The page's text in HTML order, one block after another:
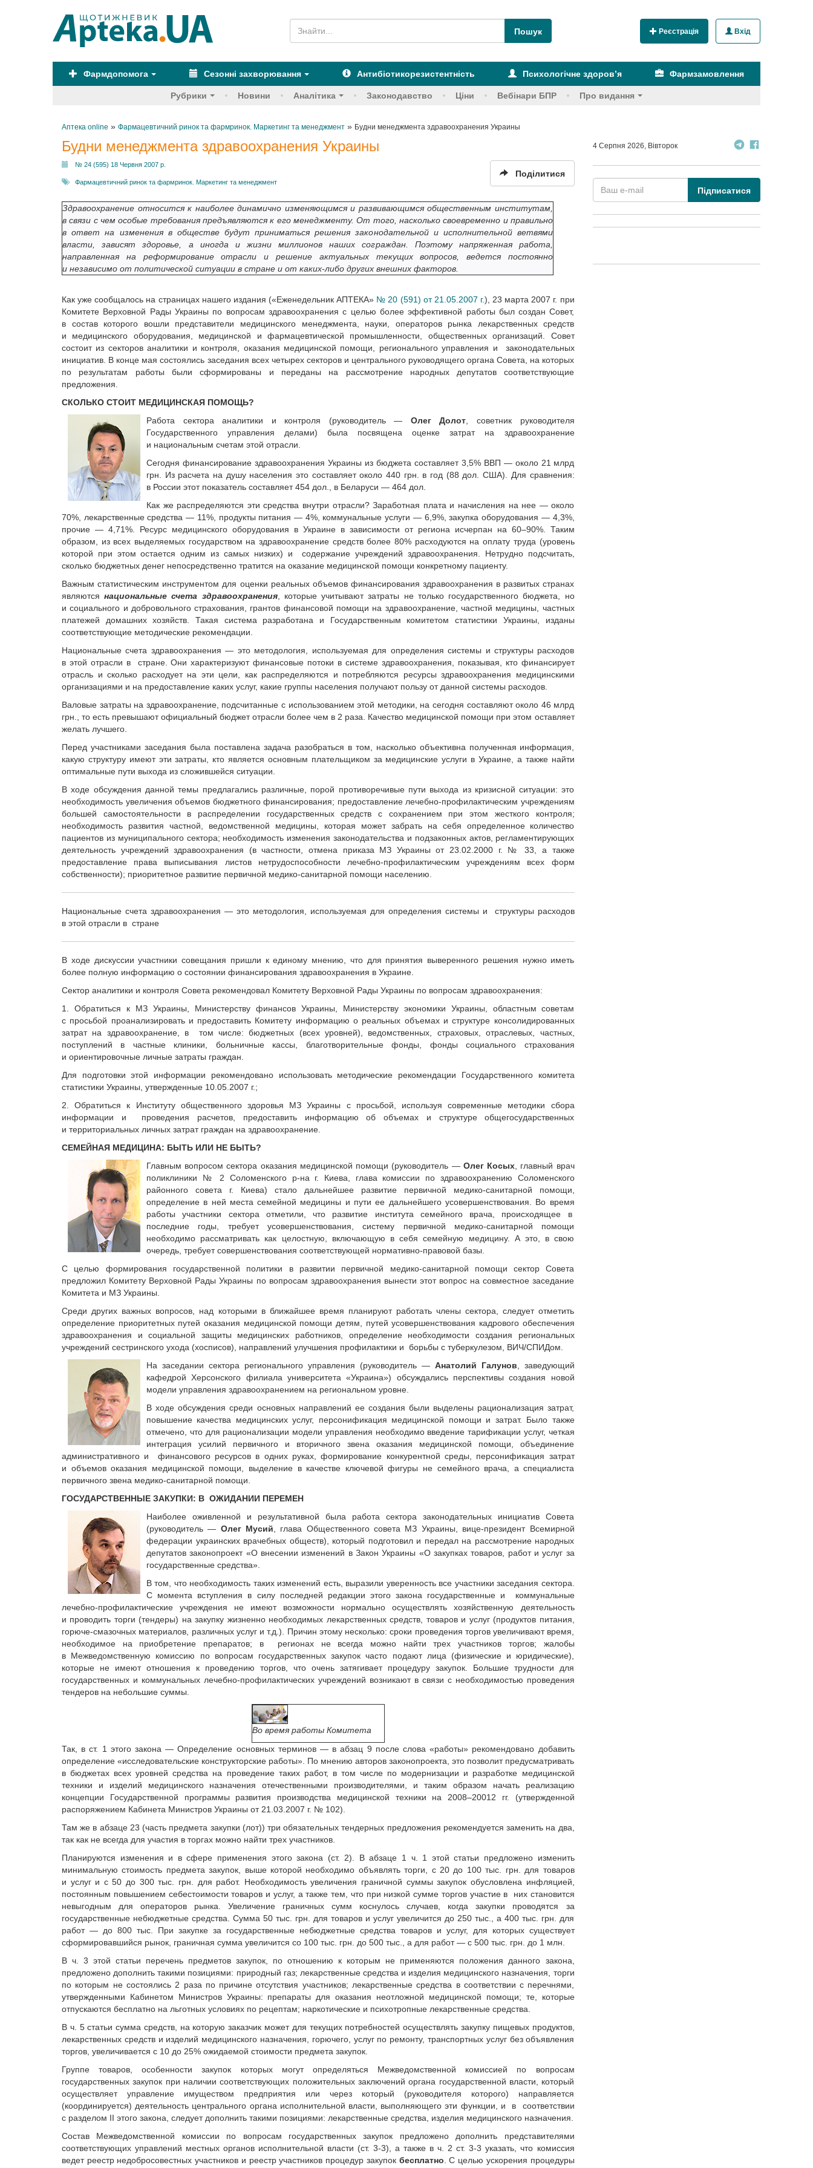
Реєстрація Вхід
Фармдопомога Сезонні захворювання Антибіотикорезистентність Психологічне здоров’я Фармзамовлення
Рубрики Новини Аналітика Законодавство Ціни Вебінари БПР Про видання
Аптека online » Фармацевтичний ринок та фармринок. Маркетинг та менеджмент » Будни менеджмента здравоохранения Украины
Будни менеджмента здравоохранения Украины
№ 24 (595) 18 Червня 2007 р.
Фармацевтичний ринок та фармринок. Маркетинг та менеджмент
Поділитися
Здравоохранение относится к наиболее динамично изменяющимся и развивающимся общественным институтам,
в связи с чем особые требования предъявляются к его менеджменту. От того, насколько своевременно и правильно
в ответ на изменения в обществе будут приниматься решения законодательной и исполнительной ветвями
власти, зависят здоровье, а иногда и жизни миллионов наших сограждан. Поэтому напряженная работа,
направленная на реформирование отрасли и решение актуальных текущих вопросов, ведется постоянно
и независимо от политической ситуации в стране и от каких-либо других внешних факторов.
Как уже сообщалось на страницах нашего издания («Еженедельник АПТЕКА» № 20 (591) от 21.05.2007 г.), 23 марта 2007 г. при
Комитете Верховной Рады Украины по вопросам здравоохранения с целью более эффективной работы был создан Совет,
в состав которого вошли представители медицинского менеджмента, науки, операторов рынка лекарственных средств
и медицинского оборудования, медицинской и фармацевтической промышленности, общественных организаций. Совет
состоит из секторов аналитики и контроля, оказания медицинской помощи, регионального управления и законодательных
инициатив. В конце мая состоялись заседания всех четырех секторов и центрального руководящего органа Совета, на которых
по результатам работы были сформированы и переданы на рассмотрение народных депутатов соответствующие
предложения.
СКОЛЬКО СТОИТ МЕДИЦИНСКАЯ ПОМОЩЬ?
Работа сектора аналитики и контроля (руководитель — Олег Долот , советник руководителя
Государственного управления делами) была посвящена оценке затрат на здравоохранение
и национальным счетам этой отрасли.
Сегодня финансирование здравоохранения Украины из бюджета составляет 3,5% ВВП — около 21 млрд
грн. Из расчета на душу населения это составляет около 440 грн. в год (88 дол. США). Для сравнения:
в России этот показатель составляет 454 дол., в Беларуси — 464 дол.
Как же распределяются эти средства внутри отрасли? Заработная плата и начисления на нее — около
70%, лекарственные средства — 11%, продукты питания — 4%, коммунальные услуги — 6,9%, закупка оборудования — 4,3%,
прочие — 4,71%. Ресурс медицинского оборудования в Украине в зависимости от региона исчерпан на 60–90%. Таким
образом, из всех выделяемых государством на здравоохранение средств более 80% расходуются на оплату труда (уровень
которой при этом остается одним из самых низких) и содержание учреждений здравоохранения. Нетрудно подсчитать,
сколько бюджетных денег непосредственно тратится на оказание медицинской помощи конкретному пациенту.
Важным статистическим инструментом для оценки реальных объемов финансирования здравоохранения в развитых странах
являютсянациональные счета здравоохранения, которые учитывают затраты не только государственного бюджета, но
и социального и добровольного страхования, грантов финансовой помощи на здравоохранение, частной медицины, частных
платежей домашних хозяйств. Такая система разработана и Государственным комитетом статистики Украины, изданы
соответствующие методические рекомендации.
Национальные счета здравоохранения — это методология, используемая для определения системы и структуры расходов
в этой отрасли в стране. Они характеризуют финансовые потоки в системе здравоохранения, показывая, кто финансирует
отрасль и сколько расходует на эти цели, как распределяются и потребляются ресурсы здравоохранения медицинскими
организациями и на предоставление каких услуг, какие группы населения получают пользу от данной системы расходов.
Валовые затраты на здравоохранение, подсчитанные с использованием этой методики, на сегодня составляют около 46 млрд
грн., то есть превышают официальный бюджет отрасли более чем в 2 раза. Качество медицинской помощи при этом оставляет
желать лучшего.
Перед участниками заседания была поставлена задача разобраться в том, насколько объективна полученная информация,
какую структуру имеют эти затраты, кто является основным плательщиком за медицинские услуги в Украине, а также найти
оптимальные пути выхода из сложившейся ситуации.
В ходе обсуждения данной темы предлагались различные, порой противоречивые пути выхода из кризисной ситуации: это
необходимость увеличения объемов бюджетного финансирования; предоставление лечебно-профилактическим учреждениям
большей самостоятельности в распределении государственных средств с сохранением при этом жесткого контроля;
необходимость развития частной, ведомственной медицины, которая может забрать на себя определенное количество
пациентов из муниципального сектора; необходимость изменения законодательства и подзаконных актов, регламентирующих
деятельность учреждений здравоохранения (в частности, отмена приказа МЗ Украины от 23.02.2000 г. № 33, а также
предоставление права выписывания листов нетрудоспособности лечебно-профилактическим учреждениям всех форм
собственности); приоритетное развитие первичной медико-санитарной помощи населению.
Национальные счета здравоохранения — это методология, используемая для определения системы и структуры расходов
в этой отрасли в стране
В ходе дискуссии участники совещания пришли к единому мнению, что для принятия выверенного решения нужно иметь
более полную информацию о состоянии финансирования здравоохранения в Украине.
Сектор аналитики и контроля Совета рекомендовал Комитету Верховной Рады Украины по вопросам здравоохранения:
1. Обратиться к МЗ Украины, Министерству финансов Украины, Министерству экономики Украины, областным советам
с просьбой проанализировать и предоставить Комитету информацию о реальных объемах и структуре консолидированных
затрат на здравоохранение, в том числе: бюджетных (всех уровней), ведомственных, страховых, отраслевых, частных,
поступлений в частные клиники, больничные кассы, благотворительные фонды, фонды социального страхования
и ориентировочные личные затраты граждан.
Для подготовки этой информации рекомендовано использовать методические рекомендации Государственного комитета
статистики Украины, утвержденные 10.05.2007 г.;
2. Обратиться к Институту общественного здоровья МЗ Украины с просьбой, используя современные методики сбора
информации и проведения расчетов, предоставить информацию об объемах и структуре общегосударственных
и территориальных личных затрат граждан на здравоохранение.
СЕМЕЙНАЯ МЕДИЦИНА: БЫТЬ ИЛИ НЕ БЫТЬ?
Главным вопросом сектора оказания медицинской помощи (руководитель — Олег Косых , главный врач
поликлиники № 2 Соломенского р-на г. Киева, глава комиссии по здравоохранению Соломенского
районного совета г. Киева) стало дальнейшее развитие первичной медико-санитарной помощи,
определение в ней места семейной медицины и пути ее дальнейшего усовершенствования. Во время
работы участники сектора отметили, что развитие института семейного врача, происходящее в
последние годы, требует усовершенствования, систему первичной медико-санитарной помощи
необходимо рассматривать как целостную, включающую в себя семейную медицину. А это, в свою
очередь, требует совершенствования соответствующей нормативно-правовой базы.
С целью формирования государственной политики в развитии первичной медико-санитарной помощи сектор Совета
предложил Комитету Верховной Рады Украины по вопросам здравоохранения вынести этот вопрос на совместное заседание
Комитета и МЗ Украины.
Среди других важных вопросов, над которыми в ближайшее время планируют работать члены сектора, следует отметить
определение приоритетных путей оказания медицинской помощи детям, путей усовершенствования кадрового обеспечения
здравоохранения и социальной защиты медицинских работников, определение необходимости создания региональных
учреждений сестринского ухода (хосписов), направлений улучшения профилактики и борьбы с туберкулезом, ВИЧ/СПИДом.
На заседании сектора регионального управления (руководитель — Анатолий Галунов , заведующий
кафедрой Херсонского филиала университета «Украина») обсуждались перспективы создания новой
модели управления здравоохранением на региональном уровне.
В ходе обсуждения среди основных направлений ее создания были выделены рационализация затрат,
повышение качества медицинских услуг, персонификация медицинской помощи и затрат. Было также
отмечено, что для рационализации модели управления необходимо введение тарификации услуг, четкая
интеграция усилий первичного и вторичного звена оказания медицинской помощи, объединение
административного и финансового ресурсов в одних руках, формирование конкурентной среды, персонификация затрат
и объемов оказания медицинской помощи, выделение в качестве ключевой фигуры не семейного врача, а специалиста
первичного звена медико-санитарной помощи.
ГОСУДАРСТВЕННЫЕ ЗАКУПКИ: В ОЖИДАНИИ ПЕРЕМЕН
Наиболее оживленной и результативной была работа сектора законодательных инициатив Совета
(руководитель — Олег Мусий , глава Общественного совета МЗ Украины, вице-президент Всемирной
федерации украинских врачебных обществ), который подготовил и передал на рассмотрение народных
депутатов законопроект «О внесении изменений в Закон Украины «О закупках товаров, работ и услуг за
государственные средства».
В том, что необходимость таких изменений есть, выразили уверенность все участники заседания сектора.
С момента вступления в силу последней редакции этого закона государственные и коммунальные
лечебно-профилактические учреждения не имеют возможности нормально осуществлять хозяйственную деятельность
и проводить торги (тендеры) на закупку жизненно необходимых лекарственных средств, товаров и услуг (продуктов питания,
горюче-смазочных материалов, различных услуг и т.д.). Причин этому несколько: сроки проведения торгов увеличивают время,
необходимое на приобретение препаратов; в регионах не всегда можно найти трех участников торгов; жалобы
в Межведомственную комиссию по вопросам государственных закупок часто подают лица (физические и юридические),
которые не имеют отношения к проведению торгов, что очень затягивает процедуру закупок. Большие трудности для
государственных и коммунальных лечебно-профилактических учреждений возникают в связи с необходимостью проведения
тендеров на небольшие суммы.
Во время работы Комитета
Так, в ст. 1 этого закона — Определение основных терминов — в абзац 9 после слова «работы» рекомендовано добавить
определение «исследовательские конструкторские работы». По мнению авторов законопроекта, это позволит предусматривать
в бюджетах всех уровней средства на проведение таких работ, в том числе по модернизации и разработке медицинской
техники и изделий медицинского назначения отечественными производителями, и таким образом начать реализацию
концепции Государственной программы развития производства медицинской техники на 2008–20012 гг. (утвержденной
распоряжением Кабинета Министров Украины от 21.03.2007 г. № 102).
Там же в абзаце 23 (часть предмета закупки (лот)) три обязательных тендерных предложения рекомендуется заменить на два,
так как не всегда для участия в торгах можно найти трех участников.
Планируются изменения и в сфере применения этого закона (ст. 2). В абзаце 1 ч. 1 этой статьи предложено изменить
минимальную стоимость предмета закупок, выше которой необходимо объявлять торги, с 20 до 100 тыс. грн. для товаров
и услуг и с 50 до 300 тыс. грн. для работ. Необходимость увеличения граничной суммы закупок обусловлена инфляцией,
постоянным повышением себестоимости товаров и услуг, а также тем, что при низкой сумме торгов участие в них становится
невыгодным для операторов рынка. Увеличение граничных сумм коснулось случаев, когда закупки проводятся за
государственные небюджетные средства. Сумма 50 тыс. грн. для товаров и услуг увеличится до 250 тыс., а 400 тыс. грн. для
работ — до 800 тыс. При закупке за государственные небюджетные средства товаров и услуг, для которых существует
сформировавшийся рынок, граничная сумма увеличится со 100 тыс. грн. до 500 тыс., а для работ — с 500 тыс. грн. до 1 млн.
В ч. 3 этой статьи перечень предметов закупок, по отношению к которым не применяются положения данного закона,
предложено дополнить такими позициями: природный газ; лекарственные средства и изделия медицинского назначения, торги
по которым не состоялись 2 раза по причине отсутствия участников; лекарственные средства в соответствии с перечнями,
утвержденными Кабинетом Министров Украины: препараты для оказания неотложной медицинской помощи; те, которые
отпускаются бесплатно на льготных условиях по рецептам; наркотические и психотропные лекарственные средства.
В ч. 5 статьи сумма средств, на которую заказчик может для текущих потребностей осуществлять закупку пищевых продуктов,
лекарственных средств и изделий медицинского назначения, горючего, услуг по ремонту, транспортных услуг без объявления
торгов, увеличивается с 10 до 25% ожидаемой стоимости предмета закупок.
Группе товаров, особенности закупок которых могут определяться Межведомственной комиссией по вопросам
государственных закупок при наличии соответствующих положительных заключений органа государственной власти, который
осуществляет управление имуществом предприятия или через который (руководителя которого) направляется
(координируется) деятельность центрального органа исполнительной власти, выполняющего эти функции, и в соответствии
с разделом ІІ этого закона, следует дополнить такими позициями: лекарственные средства, изделия медицинского назначения.
Состав Межведомственной комиссии по вопросам государственных закупок предложено дополнить представителями
соответствующих управлений местных органов исполнительной власти (ст. 3-3), а также в ч. 2 ст. 3-3 указать, что комиссия
ведет реестр недобросовестных участников и реестр участников процедур закупок бесплатно . С целью ускорения процедуры
4 Серпня 2026, Вівторок
Підписатися